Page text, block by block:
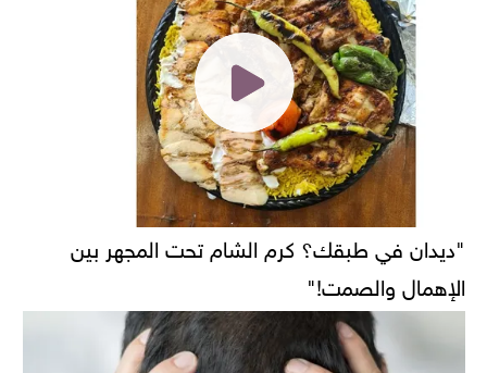
"ديدان في طبقك؟ كرم الشام تحت المجهر بين
الإهمال والصمت!"